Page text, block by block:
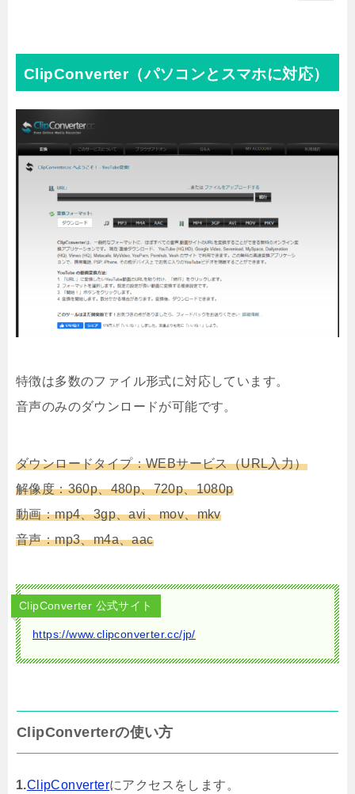
ClipConverter（パソコンとスマホに対応）
特徴は多数のファイル形式に対応しています。
音声のみのダウンロードが可能です。
ダウンロードタイプ：WEBサービス（URL入力）
解像度：360p、480p、720p、1080p
動画：mp4、3gp、avi、mov、mkv
音声：mp3、m4a、aac
ClipConverter 公式サイト
https://www.clipconverter.cc/jp/
ClipConverterの使い方
1.ClipConverterにアクセスをします。